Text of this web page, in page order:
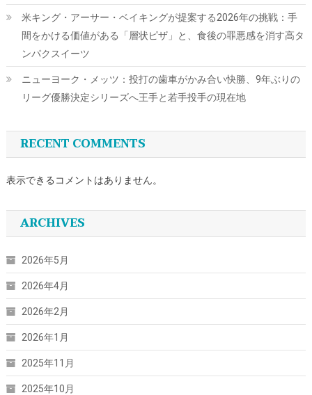
米キング・アーサー・ベイキングが提案する2026年の挑戦：手
間をかける価値がある「層状ピザ」と、食後の罪悪感を消す高タ
ンパクスイーツ
ニューヨーク・メッツ：投打の歯車がかみ合い快勝、9年ぶりの
リーグ優勝決定シリーズへ王手と若手投手の現在地
RECENT COMMENTS
表示できるコメントはありません。
ARCHIVES
2026年5月
2026年4月
2026年2月
2026年1月
2025年11月
2025年10月